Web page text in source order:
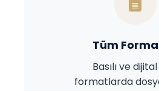
Tüm
Basılı ve
formatlarda